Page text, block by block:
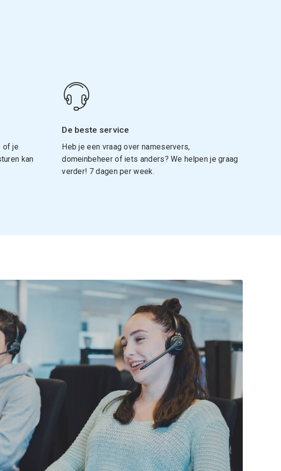
of je
kan
De beste service
Heb je een vraag over nameservers,
domeinbeheer of iets anders? We helpen je graag
verder! 7 dagen per week.